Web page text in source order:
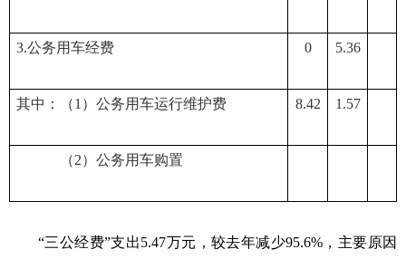
3.公务用车经费 0 5.36
其中：（1）公务用车运行维护费 8.42 1.57
（2）公务用车购置
“三公经费”支出5.47万元，较去年减少95.6%，主要原因